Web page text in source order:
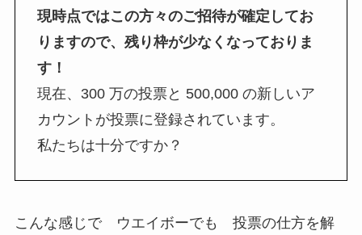
現時点ではこの方々のご招待が確定してお
りますので、残り枠が少なくなっておりま
す！
現在、300 万の投票と 500,000 の新しいア
カウントが投票に登録されています。
私たちは十分ですか？
こんな感じで ウエイボーでも 投票の仕方を解